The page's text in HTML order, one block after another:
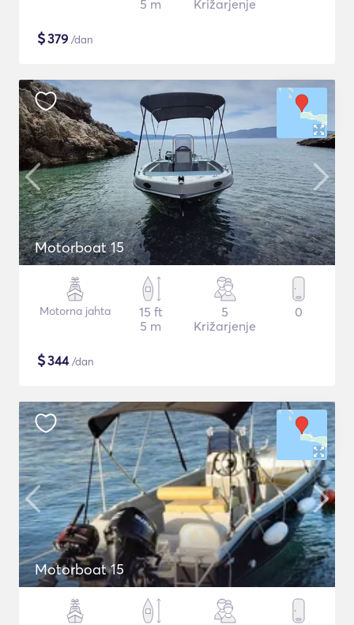
5 m
Križarjenje
$379 /dan
Motorboat 15
Motorna jahta
15 ft
5 m
5
Križarjenje
0
$344/dan
Motorboat 15